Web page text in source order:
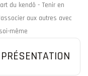
du kendô - Tenir en
aux autres avec
même
PRÉSENTATION